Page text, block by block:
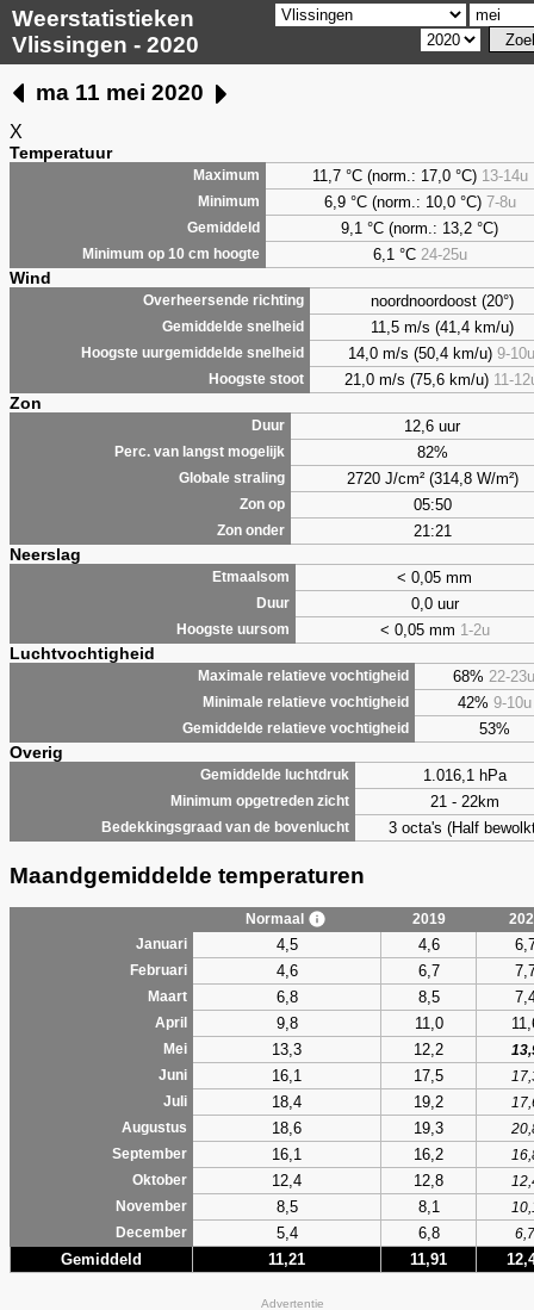
Weerstatistieken
Vlissingen - 2020
ma 11 mei 2020
X
Temperatuur
Maximum 11,7 °C (norm.: 17,0 °C) 13-14u
Minimum 6,9°C (norm.: 10,0 °C) 7-8u
Gemiddeld 9,1 °C (norm.: 13,2 °C)
Minimum op 10 cm hoogte 6,1 °C 24-25u
Wind
Overheersende richting noordnoordoost (20°)
Gemiddelde snelheid 11,5 m/s (41,4 km/u)
Hoogste uurgemiddelde snelheid 14,0 m/s (50,4 km/u) 9-10u
Hoogste stoot 21,0 m/s (75,6 km/u) 11-
Zon
Duur 12,6 uur
Perc. van langst mogelijk 82%
Globale straling 2720 J/cm² (314,8 W/m²)
Zon op 05:50
Zon onder 21:21
Neerslag
Etmaalsom < 0,05 mm
Duur 0,0 uur
Hoogste uursom < 0,05 mm 1-2u
Luchtvochtigheid
Maximale relatieve vochtigheid 68% 22-23u
Minimale relatieve vochtigheid 42% 9-10u
Gemiddelde relatieve vochtigheid 53%
Overig
Gemiddelde luchtdruk 1.016,1 hPa
Minimum opgetreden zicht 21 - 22km
Bedekkingsgraad van de bovenlucht 3 octa's (Half
Maandgemiddelde temperaturen
Normaal 2019
Januari
4,5 4,6
Februari 4,6 6,7
Maart 6,8 8,5
April 9,8 11,0
Mei 13,3 12,2
Juni
16,1 17,5
Juli
18,4 19,2
Augustus
18,6 19,3
September
16,1 16,2
Oktober
12,4 12,8
November
8,5 8,1
December
5,4 6,8 6,7
Gemiddeld 11,21 11,91
Advertentie